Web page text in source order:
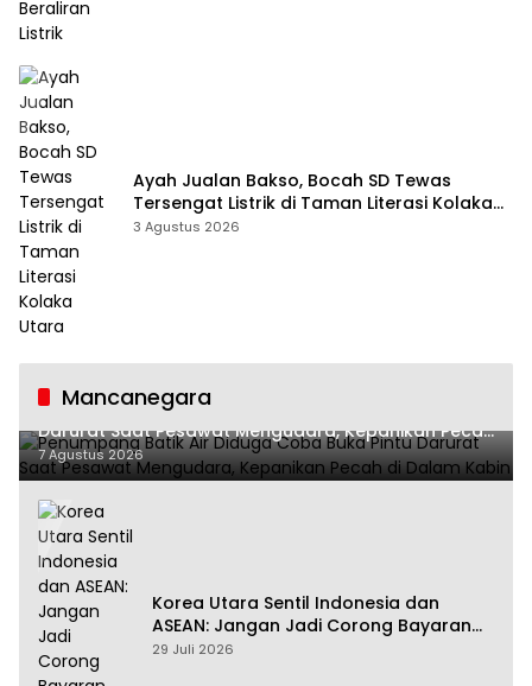
Ayah Jualan Bakso, Bocah SD Tewas
Tersengat Listrik di Taman Literasi Kolaka
Utara
3 Agustus 2026
Mancanegara
Penumpang Batik Air Diduga Coba Buka Pintu
Darurat Saat Pesawat Mengudara, Kepanikan Pecah
di Dalam Kabin
7 Agustus 2026
Korea Utara Sentil Indonesia dan
ASEAN: Jangan Jadi Corong Bayaran
Amerika Serikat
29 Juli 2026